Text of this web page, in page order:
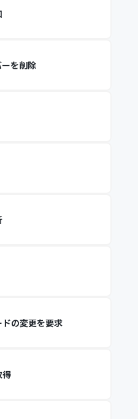
を削除
の変更を要求
得